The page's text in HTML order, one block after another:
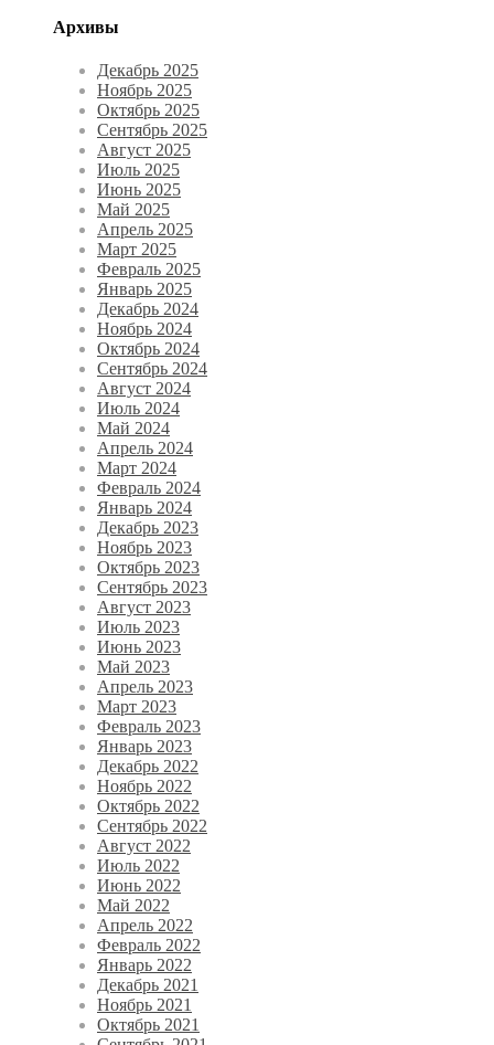
Архивы
Декабрь 2025
Ноябрь 2025
Октябрь 2025
Сентябрь 2025
Август 2025
Июль 2025
Июнь 2025
Май 2025
Апрель 2025
Март 2025
Февраль 2025
Январь 2025
Декабрь 2024
Ноябрь 2024
Октябрь 2024
Сентябрь 2024
Август 2024
Июль 2024
Май 2024
Апрель 2024
Март 2024
Февраль 2024
Январь 2024
Декабрь 2023
Ноябрь 2023
Октябрь 2023
Сентябрь 2023
Август 2023
Июль 2023
Июнь 2023
Май 2023
Апрель 2023
Март 2023
Февраль 2023
Январь 2023
Декабрь 2022
Ноябрь 2022
Октябрь 2022
Сентябрь 2022
Август 2022
Июль 2022
Июнь 2022
Май 2022
Апрель 2022
Февраль 2022
Январь 2022
Декабрь 2021
Ноябрь 2021
Октябрь 2021